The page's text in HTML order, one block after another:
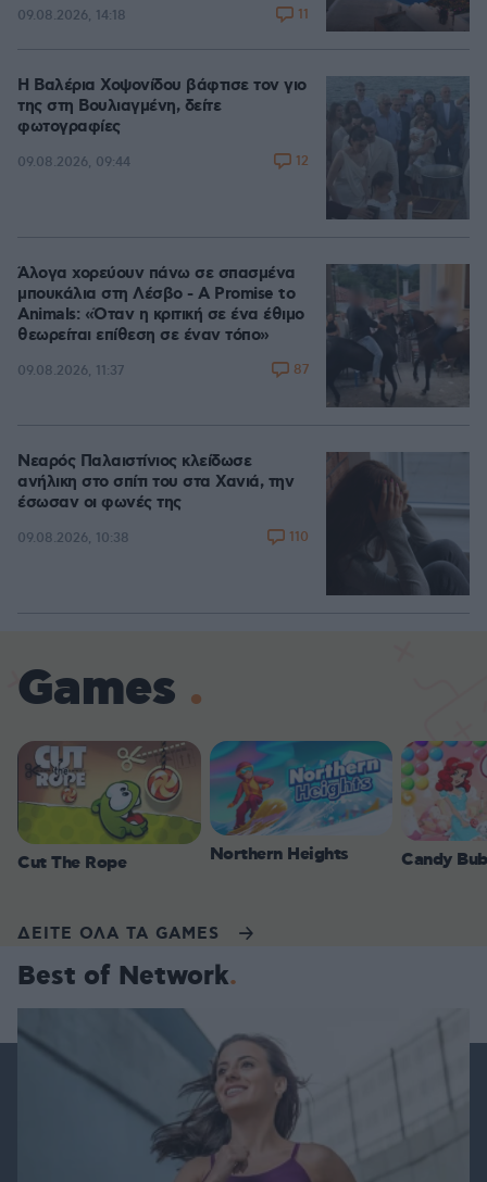
09.08.2026, 14:18 11
Η Βαλέρια Χοψονίδου βάφτισε τον γιο
της στη Βουλιαγμένη, δείτε
φωτογραφίες
09.08.2026, 09:44 12
Άλογα χορεύουν πάνω σε σπασμένα
μπουκάλια στη Λέσβο - A Promise to
Animals: «Όταν η κριτική σε ένα έθιμο
θεωρείται επίθεση σε έναν τόπο»
09.08.2026, 11:37 87
Νεαρός Παλαιστίνιος κλείδωσε
ανήλικη στο σπίτι του στα Χανιά, την
έσωσαν οι φωνές της
09.08.2026, 10:38 110
Games
Cut The Rope Northern Heights Candy
ΔΕΙΤΕ ΟΛΑ ΤΑ GAMES
Best of Network